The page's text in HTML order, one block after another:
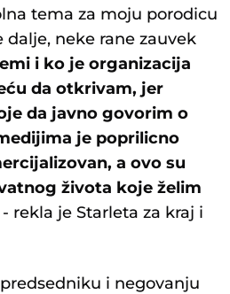
tema za moju porodicu
neke rane zauvek
i ko je organizacija
da otkrivam, jer
da javno govorim o
je poprilicno
a ovo su
života koje želim
- rekla je Starleta za kraj i
i negovanju